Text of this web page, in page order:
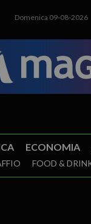
Domenica 09-08-2026
ECONOMIA
FOOD &